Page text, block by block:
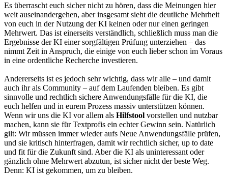
Es überrascht euch sicher nicht zu hören, dass die Meinungen hier
weit auseinandergehen, aber insgesamt sieht die deutliche Mehrheit
von euch in der Nutzung der KI keinen oder nur einen geringen
Mehrwert. Das ist einerseits verständlich, schließlich muss man die
Ergebnisse der KI einer sorgfältigen Prüfung unterziehen – das
nimmt Zeit in Anspruch, die einige von euch lieber schon im Voraus
in eine ordentliche Recherche investieren.
Andererseits ist es jedoch sehr wichtig, dass wir alle – und damit
auch ihr als Community – auf dem Laufenden bleiben. Es gibt
sinnvolle und rechtlich sichere Anwendungsfälle für die KI, die
euch helfen und in eurem Prozess massiv unterstützen können.
Wenn wir uns die KI vor allem als Hilfstool vorstellen und nutzbar
machen, kann sie für Textprofis ein echter Gewinn sein. Natürlich
gilt: Wir müssen immer wieder aufs Neue Anwendungsfälle prüfen,
und sie kritisch hinterfragen, damit wir rechtlich sicher, up to date
und fit für die Zukunft sind. Aber die KI als uninteressant oder
gänzlich ohne Mehrwert abzutun, ist sicher nicht der beste Weg.
Denn: KI ist gekommen, um zu bleiben.